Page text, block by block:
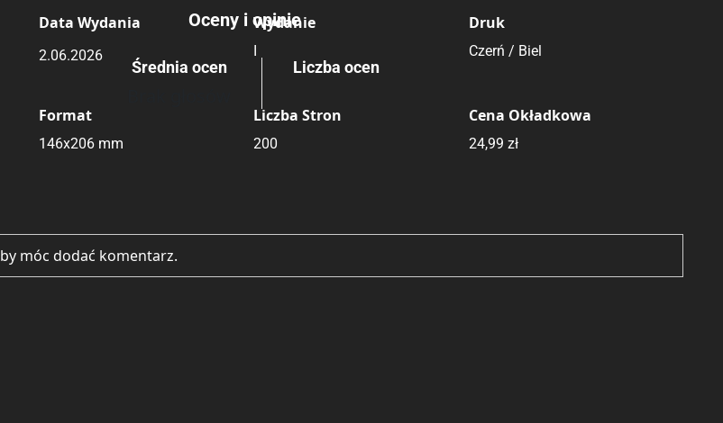
Data Wydania
2.06.2026
Wydanie
I
Druk
Czerń / Biel
Format
146x206 mm
Liczba Stron
200
Cena Okładkowa
24,99 zł
Oceny i opinie
Średnia ocen Liczba ocen
móc dodać komentarz.